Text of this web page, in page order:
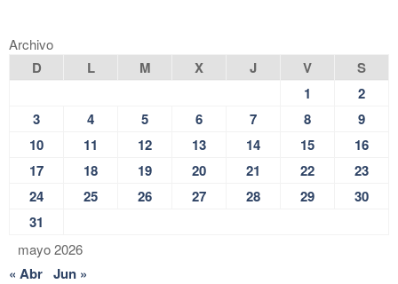
Archivo
mayo 2026
D L M X J V
S
1
2
3
4 5 6 7 8
9
10
11 12 13 14 15
16
17
18 19 20 21 22
23
24
25 26 27 28 29
30
31
« Abr Jun »